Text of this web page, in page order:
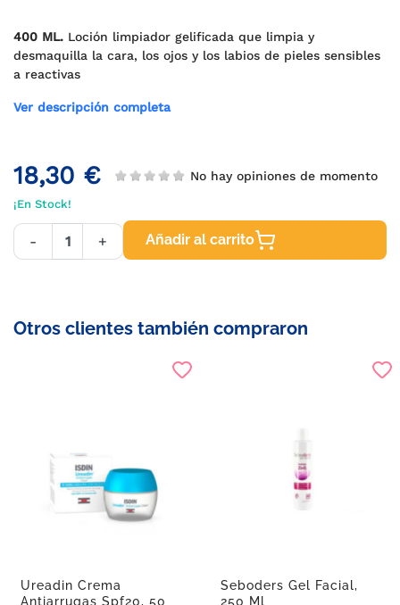
400 ML. Loción limpiador gelificada que limpia y
desmaquilla la cara, los ojos y los labios de pieles sensibles
a reactivas
Ver descripción completa
18,30 € No hay opiniones de momento
¡En Stock!
- + Añadir al carrito
Otros clientes también compraron
Ureadin Crema
Antiarrugas Spf20, 50
Seboders Gel Facial,
250 Ml